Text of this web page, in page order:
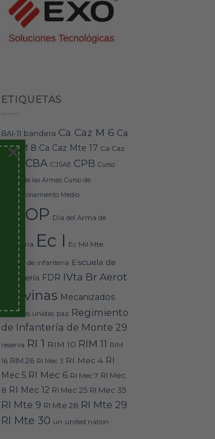
×
ETIQUETAS
BAI-11 bandera Ca Caz M 6 Ca
Caz M 8 Ca Caz Mte 17 Ca Caz
Mte 18
CBA CJSAE CPB Curso
Básico de las Armas Curso de
Perfeccionamiento Medio
DEOP Día del Arma de
Infantería Ec I Ec Mil Mte
escuela de infanteria Escuela de
Infantería FDR IVta Br Aerot
Malvinas Mecanizados
naciones unidas paz Regimiento
de Infantería de Monte 29
reserva RI 1 RIM 10 RIM 11 RIM
16 RIM 26 RI Mec 3 RI Mec 4 RI
Mec 5 RI Mec 6 RI Mec 7 RI Mec
8 RI Mec 12 RI Mec 25 RI Mec 35
RI Mte 9 RI Mte 28 RI Mte 29
RI Mte 30 un united nation